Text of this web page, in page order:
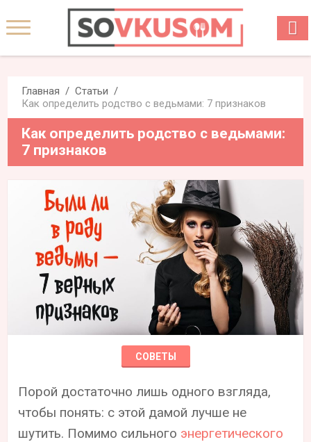
Главная
Статьи
Как определить родство с ведьмами: 7 признаков
Как определить родство с ведьмами:
7 признаков
СОВЕТЫ
Порой достаточно лишь одного взгляда,
чтобы понять: с этой дамой лучше не
шутить. Помимо сильного энергетического